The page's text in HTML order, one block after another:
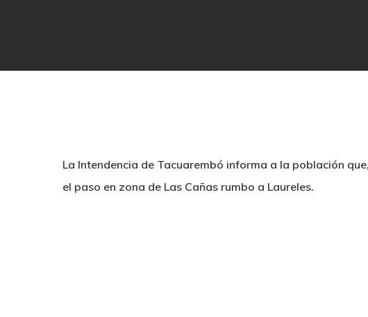
La Intendencia de Tacuarembó informa a la población
el paso en zona de Las Cañas rumbo a Laureles.